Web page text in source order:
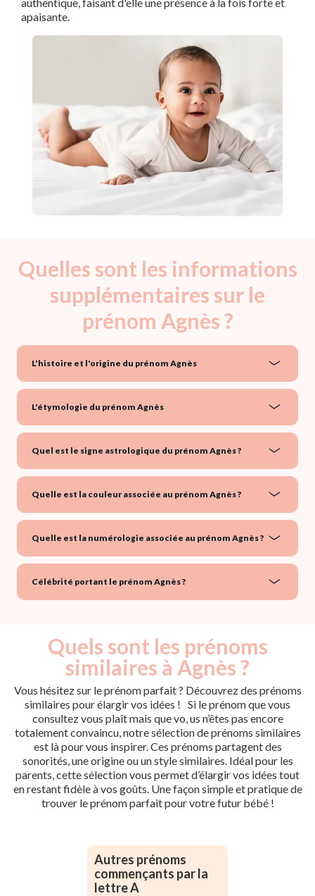
authentique, faisant d'elle une présence à la fois forte et
apaisante.
Quelles sont les informations
supplémentaires sur le
prénom Agnès ?
L'histoire et l'origine du prénom Agnès
L'étymologie du prénom Agnès
Quel est le signe astrologique du prénom Agnès ?
Quelle est la couleur associée au prénom Agnès ?
Quelle est la numérologie associée au prénom Agnès ?
Célébrité portant le prénom Agnès ?
Quels sont les prénoms
similaires à Agnès ?
Vous hésitez sur le prénom parfait ? Découvrez des prénoms
similaires pour élargir vos idées ! Si le prénom que vous
consultez vous plaît mais que vo, us n’êtes pas encore
totalement convaincu, notre sélection de prénoms similaires
est là pour vous inspirer. Ces prénoms partagent des
sonorités, une origine ou un style similaires. Idéal pour les
parents, cette sélection vous permet d’élargir vos idées tout
en restant fidèle à vos goûts. Une façon simple et pratique de
trouver le prénom parfait pour votre futur bébé !
Autres prénoms
commençants par la
lettre A